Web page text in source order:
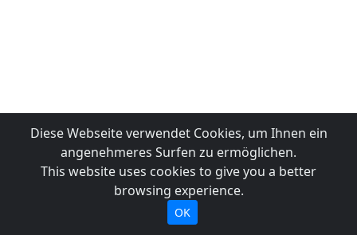
Diese Webseite verwendet Cookies, um Ihnen ein
angenehmeres Surfen zu ermöglichen.
This website uses cookies to give you a better
browsing experience.
OK